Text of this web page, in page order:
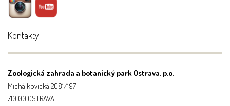
Kontakty
Zoologická zahrada a botanický park Ostrava, p.o.
Michálkovická 2081/197
710 00 OSTRAVA